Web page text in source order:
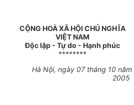
CỘNG HOÀ XÃ HỘI CHỦ NGHĨA
VIỆT NAM
Độc lập - Tự do - Hạnh phúc
********
Hà Nội, ngày 07 tháng 10 năm
2005